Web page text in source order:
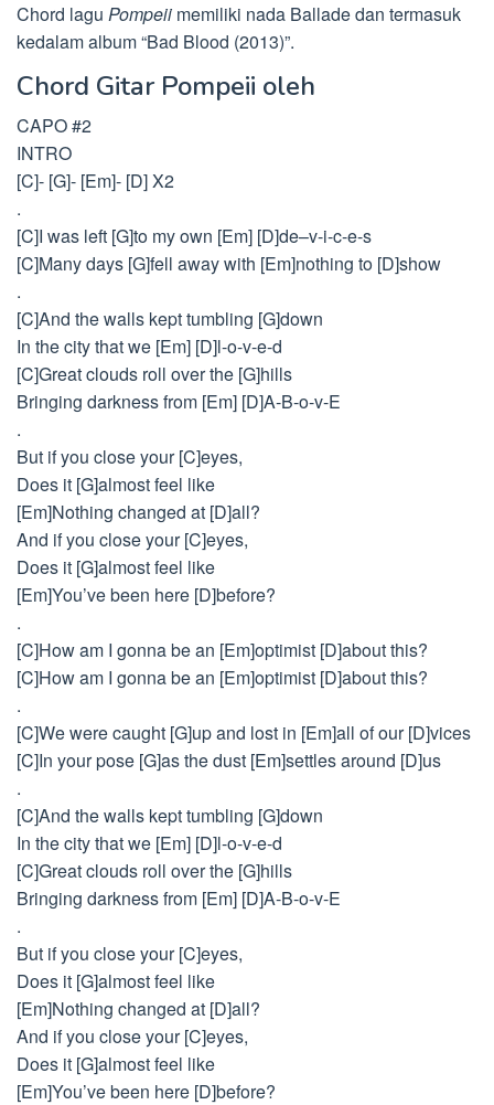
Chord lagu Pompeii memiliki nada Ballade dan termasuk
kedalam album “Bad Blood (2013)”.
Chord Gitar Pompeii oleh
CAPO #2
INTRO
[C]- [G]- [Em]- [D] X2
.
[C]I was left [G]to my own [Em] [D]de–v-i-c-e-s
[C]Many days [G]fell away with [Em]nothing to [D]show
.
[C]And the walls kept tumbling [G]down
In the city that we [Em] [D]l-o-v-e-d
[C]Great clouds roll over the [G]hills
Bringing darkness from [Em] [D]A-B-o-v-E
.
But if you close your [C]eyes,
Does it [G]almost feel like
[Em]Nothing changed at [D]all?
And if you close your [C]eyes,
Does it [G]almost feel like
[Em]You’ve been here [D]before?
.
[C]How am I gonna be an [Em]optimist [D]about this?
[C]How am I gonna be an [Em]optimist [D]about this?
.
[C]We were caught [G]up and lost in [Em]all of our [D]vices
[C]In your pose [G]as the dust [Em]settles around [D]us
.
[C]And the walls kept tumbling [G]down
In the city that we [Em] [D]l-o-v-e-d
[C]Great clouds roll over the [G]hills
Bringing darkness from [Em] [D]A-B-o-v-E
.
But if you close your [C]eyes,
Does it [G]almost feel like
[Em]Nothing changed at [D]all?
And if you close your [C]eyes,
Does it [G]almost feel like
[Em]You’ve been here [D]before?